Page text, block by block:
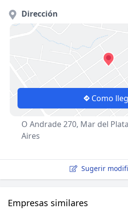
Dirección
Como
O Andrade 270, Mar del
Aires
Sugerir
Empresas similares